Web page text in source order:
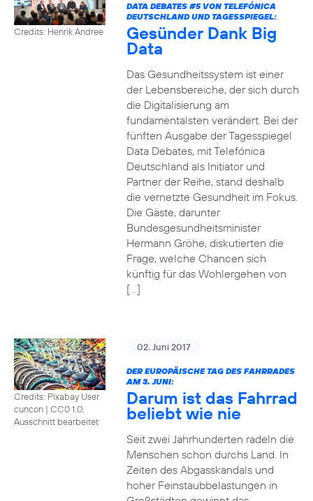
Credits: Henrik Andree
DATA DEBATES #5VON TELEFÓNICA
DEUTSCHLAND UND TAGESSPIEGEL:
Gesünder Dank Big
Data
Das Gesundheitssystem ist einer
der Lebensbereiche, der sich durch
die Digitalisierung am
fundamentalsten verändert. Bei der
fünften Ausgabe der Tagesspiegel
Data Debates, mit Telefónica
Deutschland als Initiator und
Partner der Reihe, stand deshalb
die vernetzte Gesundheit im Fokus.
Die Gäste, darunter
Bundesgesundheitsminister
Hermann Gröhe, diskutierten die
Frage, welche Chancen sich
künftig für das Wohlergehen von
[…]
Credits: Pixabay User
cuncon | CC0 1.0,
Ausschnitt bearbeitet
02. Juni 2017
DER EUROPÄISCHE TAG DES FAHRRADES
AM 3. JUNI:
Darum ist das Fahrrad
beliebt wie nie
Seit zwei Jahrhunderten radeln die
Menschen schon durchs Land. In
Zeiten des Abgasskandals und
hoher Feinstaubbelastungen in